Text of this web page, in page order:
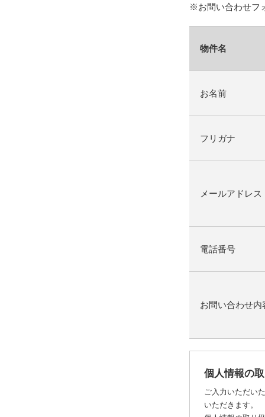
※お問い合わせフ
物件名
お名前
フリガナ
メールアドレス
電話番号
お問い合わせ内
個人情報の
ご入力いただい
いただきます。